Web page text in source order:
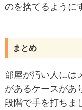
のを捨てるように
まとめ
部屋が汚い人には
があるケースがあ
段階で手を打ちま